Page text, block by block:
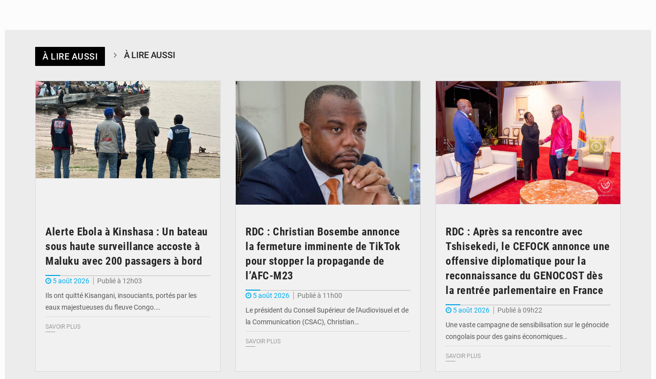
À LIRE AUSSI À LIRE AUSSI
Alerte Ebola à Kinshasa : Un bateau
sous haute surveillance accoste à
Maluku avec 200 passagers à bord
5 août 2026
Publié à 12h03
Ils ont quitté Kisangani, insouciants, portés par les
eaux majestueuses du fleuve Congo.…
SAVOIR PLUS
RDC : Christian Bosembe annonce
la fermeture imminente de TikTok
pour stopper la propagande de
l’AFC-M23
5 août 2026
Publié à 11h00
Le président du Conseil Supérieur de l'Audiovisuel et de
la Communication (CSAC), Christian…
SAVOIR PLUS
RDC : Après sa rencontre avec
Tshisekedi, le CEFOCK annonce une
offensive diplomatique pour la
reconnaissance du GENOCOST dès
la rentrée parlementaire en France
5 août 2026
Publié à 09h22
Une vaste campagne de sensibilisation sur le génocide
congolais pour des gains économiques…
SAVOIR PLUS